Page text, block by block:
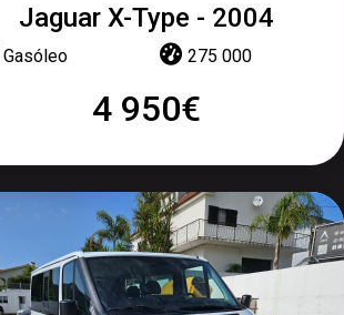
Jaguar X-Type - 2004
Gasóleo 275 000
4 950€